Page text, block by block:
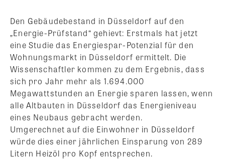
Den Gebäudebestand in Düsseldorf auf den
„Energie-Prüfstand“ gehievt: Erstmals hat jetzt
eine Studie das Energiespar-Potenzial für den
Wohnungsmarkt in Düsseldorf ermittelt. Die
Wissenschaftler kommen zu dem Ergebnis, dass
sich pro Jahr mehr als 1.694.000
Megawattstunden an Energie sparen lassen, wenn
alle Altbauten in Düsseldorf das Energieniveau
eines Neubaus gebracht werden.
Umgerechnet auf die Einwohner in Düsseldorf
würde dies einer jährlichen Einsparung von 289
Litern Heizöl pro Kopf entsprechen.